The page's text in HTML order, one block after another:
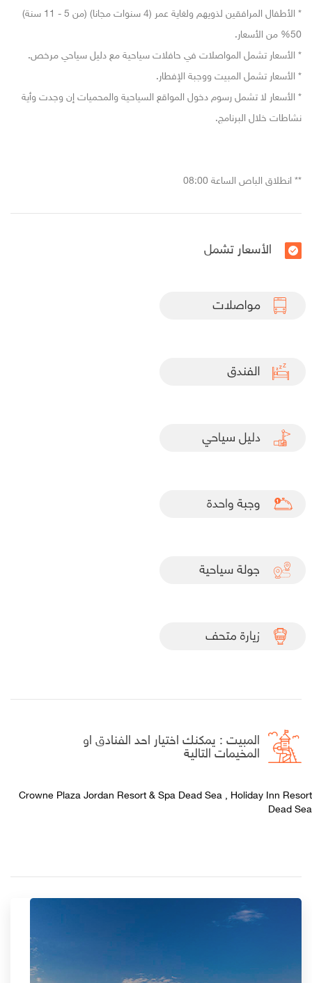
* الأطفال المرافقين لذويهم ولغاية عمر (4 سنوات مجانا) (من 5 - 11 سنة)
50% من الأسعار.
* الأسعار تشمل المواصلات في حافلات سياحية مع دليل سياحي مرخص.
* الأسعار تشمل المبيت ووجبة الإفطار.
* الأسعار لا تشمل رسوم دخول المواقع السياحية والمحميات إن وجدت وأية
نشاطات خلال البرنامج.
** انطلاق الباص الساعة 08:00
الأسعار تشمل
المبيت : يمكنك اختيار احد الفنادق او
المخيمات التالية
Crowne Plaza Jordan Resort & Spa Dead Sea , Holiday Inn Resort
Dead Sea